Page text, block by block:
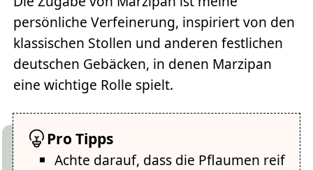
persönliche Verfeinerung, inspiriert von den
klassischen Stollen und anderen festlichen
deutschen Gebäcken, in denen Marzipan
eine wichtige Rolle spielt.
Pro Tipps
Achte darauf, dass die Pflaumen reif